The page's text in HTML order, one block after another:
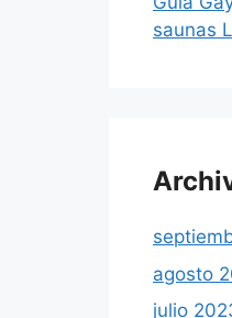
saunas
agosto
julio